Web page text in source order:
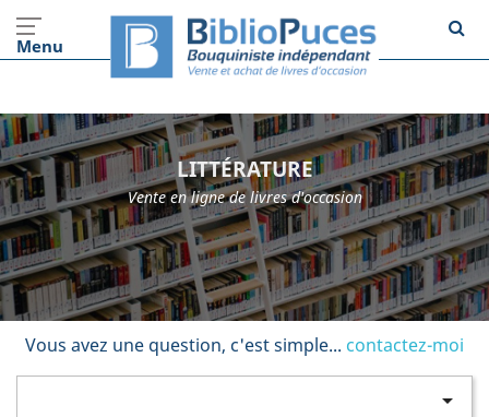
Menu
LITTÉRATURE
Vente en ligne de livres d'occasion
Vous avez une question, c'est simple... contactez-moi
